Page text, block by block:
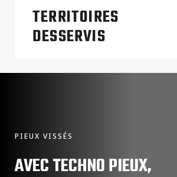
TERRITOIRES
DESSERVIS
PIEUX VISSÉS
AVEC TECHNO PIEUX,